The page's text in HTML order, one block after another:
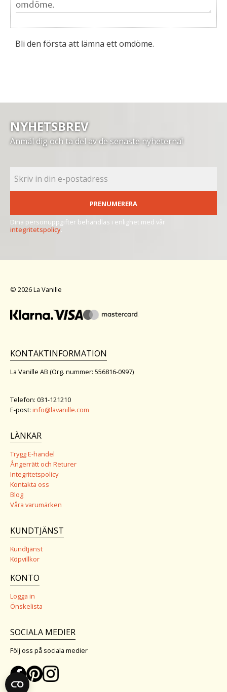
Bli den första att lämna ett omdöme.
NYHETSBREV
Anmäl dig och ta del av de senaste nyheterna!
PRENUMERERA
Dina personuppgifter behandlas i enlighet med vår
integritetspolicy.
© 2026 La Vanille
KONTAKTINFORMATION
La Vanille AB (Org. nummer: 556816-0997)
Telefon: 031-121210
E-post: info@lavanille.com
LÄNKAR
Trygg E-handel
Ångerrätt och Returer
Integritetspolicy
Kontakta oss
Blog
Våra varumärken
KUNDTJÄNST
Kundtjänst
Köpvillkor
KONTO
Logga in
Önskelista
SOCIALA MEDIER
Följ oss på sociala medier